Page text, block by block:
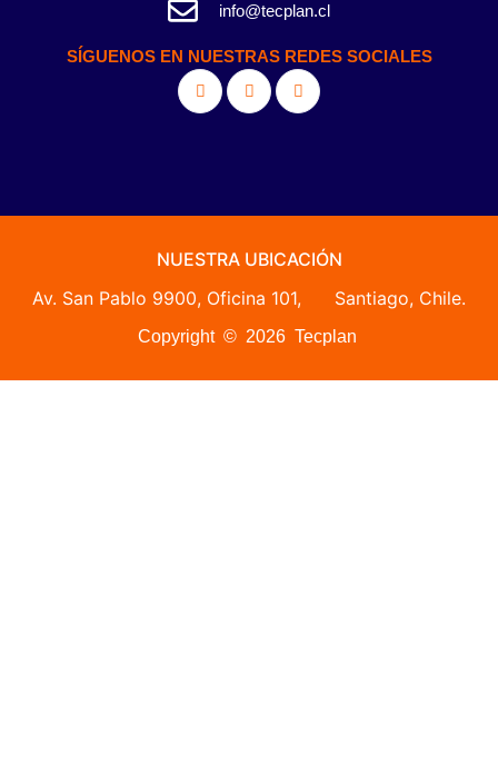
info@tecplan.cl
SÍGUENOS EN NUESTRAS REDES SOCIALES
NUESTRA UBICACIÓN
Av. San Pablo 9900, Oficina 101, Santiago, Chile.
Copyright © 2026 Tecplan